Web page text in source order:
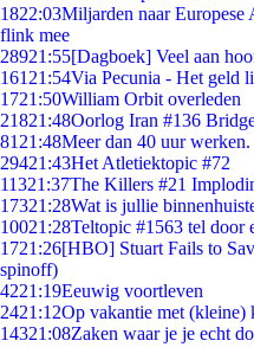
1822:03Miljarden naar Europese
flink mee
28921:55[Dagboek] Veel aan
161 21:54Via Pecunia - Het geld
1721:50William Orbit overleden
21821:48Oorlog Iran #136
81 21:48Meer dan 40 uur werken.
29421:43Het Atletiektopic #72
11321:37The Killers #21
17321:28Wat is jullie
10021:28Teltopic #1563 tel door
1721:26[HBO] Stuart Fails to
spinoff)
4221:19Eeuwig voortleven
2421:12Op vakantie met (kleine)
14321:08Zaken waar je je echt